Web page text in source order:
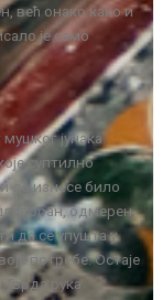
већ онако како и
је само
јунака.
суптилно
да изнесе било
одмерен,
да се упушта у
потребе. Остаје
рука